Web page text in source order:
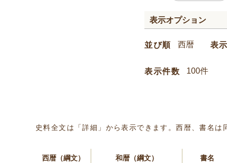
表示オプション
並び順 表
表示件数
史料全文は「詳細」から表示できます。西暦、書名
西暦（綱文） 和暦（綱文） 書名